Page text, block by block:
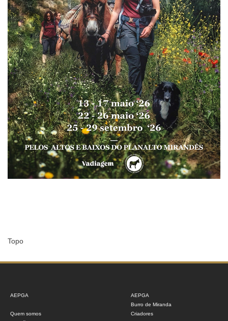
Topo
AEPGA
Quem somos
AEPGA
Burro de Miranda
Criadores